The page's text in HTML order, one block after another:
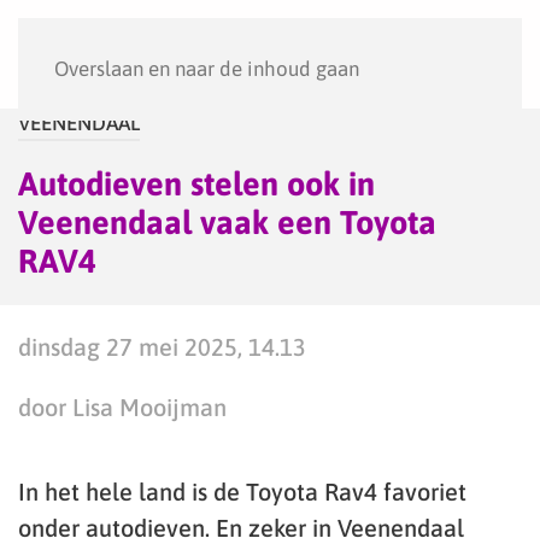
Overslaan en naar de inhoud gaan
VEENENDAAL
Autodieven stelen ook in
Veenendaal vaak een Toyota
RAV4
dinsdag 27 mei 2025, 14.13
door Lisa Mooijman
In het hele land is de Toyota Rav4 favoriet
onder autodieven. En zeker in Veenendaal